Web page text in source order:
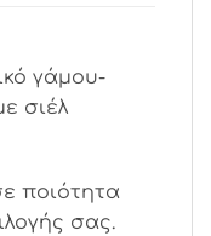
γάμου-
σιέλ
ποιότητα
σας.